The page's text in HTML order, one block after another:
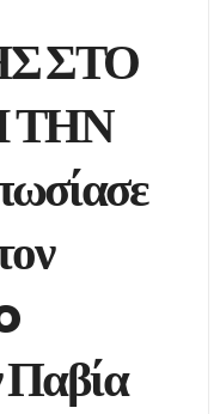
ΣΤΟ
ΤΗΝ